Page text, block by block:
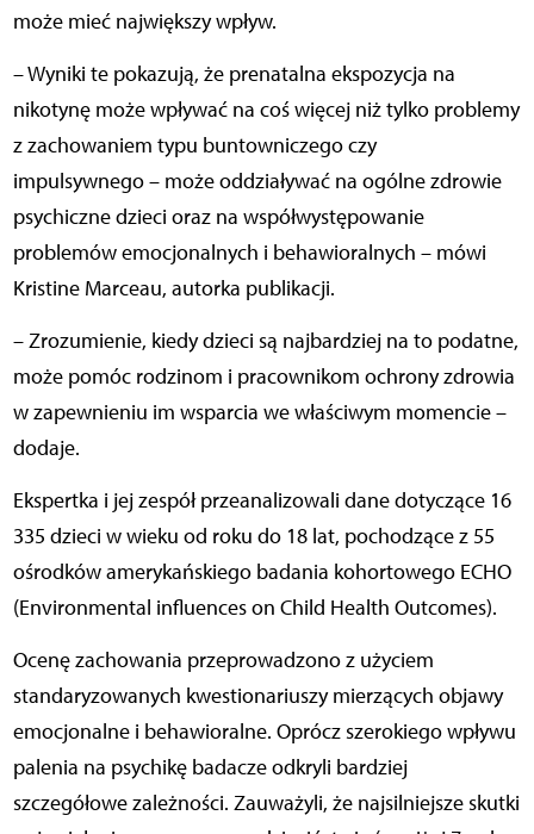
może mieć największy wpływ.
– Wyniki te pokazują, że prenatalna ekspozycja na
nikotynę może wpływać na coś więcej niż tylko problemy
z zachowaniem typu buntowniczego czy
impulsywnego – może oddziaływać na ogólne zdrowie
psychiczne dzieci oraz na współwystępowanie
problemów emocjonalnych i behawioralnych – mówi
Kristine Marceau, autorka publikacji.
– Zrozumienie, kiedy dzieci są najbardziej na to podatne,
może pomóc rodzinom i pracownikom ochrony zdrowia
w zapewnieniu im wsparcia we właściwym momencie –
dodaje.
Ekspertka i jej zespół przeanalizowali dane dotyczące 16
335 dzieci w wieku od roku do 18 lat, pochodzące z 55
ośrodków amerykańskiego badania kohortowego ECHO
(Environmental influences on Child Health Outcomes).
Ocenę zachowania przeprowadzono z użyciem
standaryzowanych kwestionariuszy mierzących objawy
emocjonalne i behawioralne. Oprócz szerokiego wpływu
palenia na psychikę badacze odkryli bardziej
szczegółowe zależności. Zauważyli, że najsilniejsze skutki